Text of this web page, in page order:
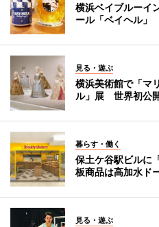
横浜ベイブルーイ
ール「ベイヘル」
見る・遊ぶ
横浜美術館で「マ
ル」展 世界初公
暮らす・働く
保土ケ谷駅ビルに
板商品は高加水ド
見る・遊ぶ